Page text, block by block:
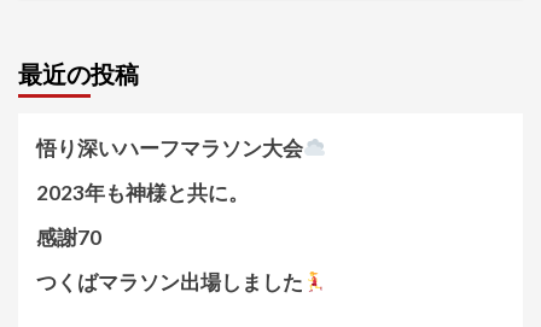
最近の投稿
悟り深いハーフマラソン大会
2023年も神様と共に。
感謝70
つくばマラソン出場しました